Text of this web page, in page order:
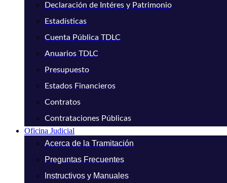
Declaración de Intéres y Patrimonio
Estadísticas
Cuenta Pública TDLC
Anuarios TDLC
Presupuesto
Estados Financieros
Contratos
Contrataciones Públicas
Oficina Judicial
Acerca de la Tramitación
Preguntas Frecuentes
Instructivos y Manuales